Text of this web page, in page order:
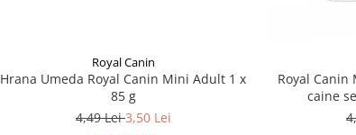
Royal Canin
Hrana Umeda Royal Canin Mini Adult 1 x
85 g
4,49 Lei3,50 Lei
Royal
caine